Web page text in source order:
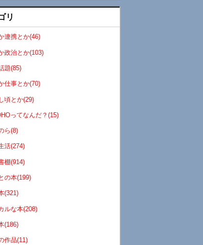
リ
連携とか(46)
政治とか(103)
題(85)
仕事とか(70)
頃とか(29)
ってなんだ？(15)
ら(8)
活(274)
棚(914)
の本(199)
(321)
ルな本(208)
(186)
作品(11)